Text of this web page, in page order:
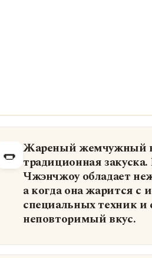
🌭 Жареный жемчужный
традиционная
Чжэнчжоу обладает
а когда она жарится с
специальных техник и
неповторимый вкус.